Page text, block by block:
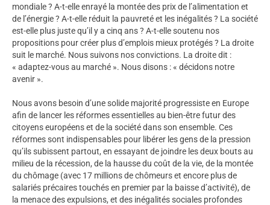
mondiale ? A-t-elle enrayé la montée des prix de l’alimentation et
de l’énergie ? A-t-elle réduit la pauvreté et les inégalités ? La société
est-elle plus juste qu’il y a cinq ans ? A-t-elle soutenu nos
propositions pour créer plus d’emplois mieux protégés ? La droite
suit le marché. Nous suivons nos convictions. La droite dit :
« adaptez-vous au marché ». Nous disons : « décidons notre
avenir ».
Nous avons besoin d’une solide majorité progressiste en Europe
afin de lancer les réformes essentielles au bien-être futur des
citoyens européens et de la société dans son ensemble. Ces
réformes sont indispensables pour libérer les gens de la pression
qu’ils subissent partout, en essayant de joindre les deux bouts au
milieu de la récession, de la hausse du coût de la vie, de la montée
du chômage (avec 17 millions de chômeurs et encore plus de
salariés précaires touchés en premier par la baisse d’activité), de
la menace des expulsions, et des inégalités sociales profondes